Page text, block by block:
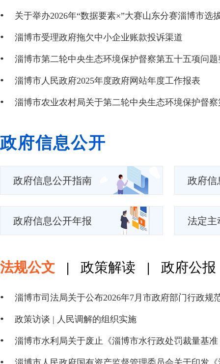
关于举办2026年“数据要素×”大赛山东分赛淄博市选
淄博市受理政府拖欠中小企业账款投诉渠道
淄博市人民政府2025年度政府网站年度工作报表
政府信息公开
政府信息公开指南 政府信
政府信息公开年报 法定主
法规公文 | 政策解读 | 政府公报
政策访谈 | 人民调解的组织实施